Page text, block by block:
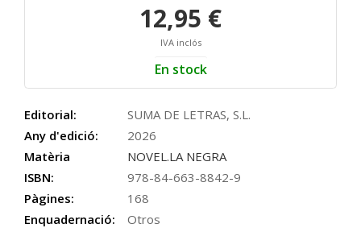
12,95 €
IVA inclós
En stock
Editorial:
SUMA DE LETRAS, S.L.
Any d'edició:
2026
Matèria
NOVEL.LA NEGRA
ISBN:
978-84-663-8842-9
Pàgines:
168
Enquadernació:
Otros